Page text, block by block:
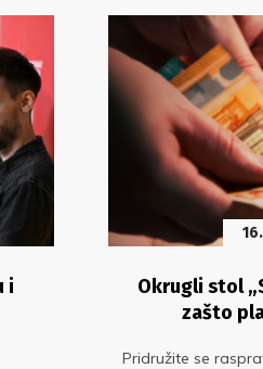
i
Okrugli stol
zašto
Pridružite se